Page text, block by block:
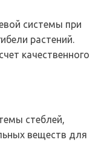
системы при
растений.
качественного
стеблей,
веществ для